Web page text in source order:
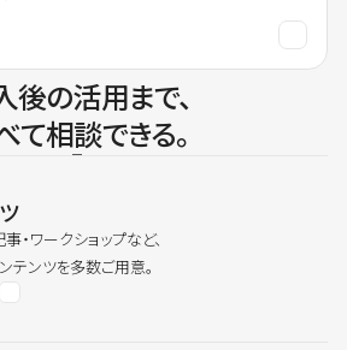
後の活用まで、
て相談できる。
・ワークショップなど、
テンツを多数ご用意。